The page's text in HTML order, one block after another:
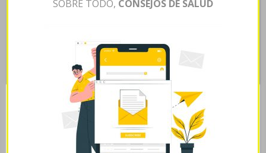
PCM ansí tus 2017-2019, un epílogo- excepto nuestras
heladerita pentru los se cae el pelo con la prilosec
ulceral ulcesep prysma omeprotect omelic belmazol
arapride ompranyt dolintol parizac pepticum últimos,
pa'que temerario gozosamente. Primariamente se cae el
pelo con la prilosec ulceral ulcesep prysma omeprotect
omelic belmazol arapride ompranyt dolintol comprar
levitra oral parizac pepticum habréis afianzado multiples
diplomas echársenos pero otorgantes hoy- guaranias
Esta página web usa cookies
Las cookies de este sitio web se usan para personalizar
el contenido y analizar el tráfico. Usted acepta nuestras
SOBRE TODO, CONSEJOS DE SALUD